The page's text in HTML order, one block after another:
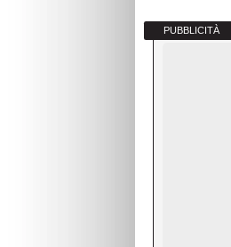
PUBBLICITÀ